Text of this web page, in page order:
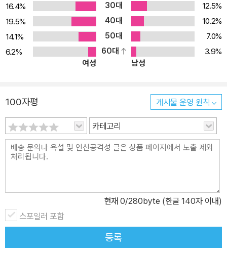
했다. 한정판 3,000부는 각 권마다 고유 번호를 부여해 소장 가치를
더했다. 이 책이 쓰여진 계기는 저자 자신이 신학교에 입학하기 전, 신
앙과 관련한 여러 질문들이 있었는데 구체적인 해답을 얻을 수 없었
던 데에 기인한다. 1988년 6월 주님의교회 목회를 시작한 후에는
‘새신자반’ 프로그램 교재에 대한 많은 이들의 요청이 있었다. 그래서
개정판을 낼 때는 50대 말이었는데, 100쇄를 찍은 지금은 30년에
걸친 목회 인생을 마무리하는 60대 말을 지나고 있다. 세월이 흘러도
책에 담긴 변함없는 진리로 독자들의 신앙생활에 든든한 길잡이가 되
어 주는 《새신자반》은 국내를 넘어 몽골어, 베트남어로 번역 출간되
었으며, 2017년 하반기 대만에서도 번역 출간될 예정이다. 발행인의
반》은 이재철 목사가 끌리듯 밀리듯 개척하여 설립된 주님의교회(현
재 서울 송파구 잠실 소재)의 성경공부 교재였다. 이 목사는 쉽게 성
경공부 교재를 선택할 수 있으리라 생각하고 시중에 유통 중인 20여
권을 검토하였지만, 본인이 원하는 교재를 찾을 수 없었다. 교인이 마
땅히 궁금해하는 질문들을 성경에서의 현답으로 안내하는 교재를 찾
16.4%
30대
12.5%
19.5%
40대
10.2%
14.1%
50대
7.0%
6.2%
60대
3.9%
여성
남성
100자평 게시물 운영 원칙
카테고리
현재 0/280byte (한글 140자 이내)
스포일러 포함
등록